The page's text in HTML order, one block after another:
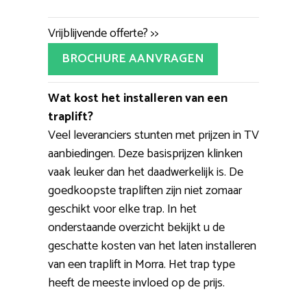
Vrijblijvende offerte? >>
BROCHURE AANVRAGEN
Wat kost het installeren van een
traplift?
Veel leveranciers stunten met prijzen in TV
aanbiedingen. Deze basisprijzen klinken
vaak leuker dan het daadwerkelijk is. De
goedkoopste trapliften zijn niet zomaar
geschikt voor elke trap. In het
onderstaande overzicht bekijkt u de
geschatte kosten van het laten installeren
van een traplift in Morra. Het trap type
heeft de meeste invloed op de prijs.